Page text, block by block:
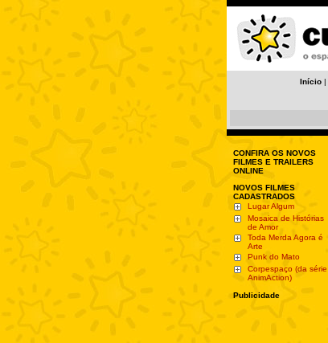
Início |
CONFIRA OS NOVOS
FILMES E TRAILERS
ONLINE
NOVOS FILMES
CADASTRADOS
Lugar Algum
Mosaica de Histórias
de Amor
Toda Merda Agora é
Arte
Punk do Mato
Corpespaço (da série
AnimAction)
Publicidade